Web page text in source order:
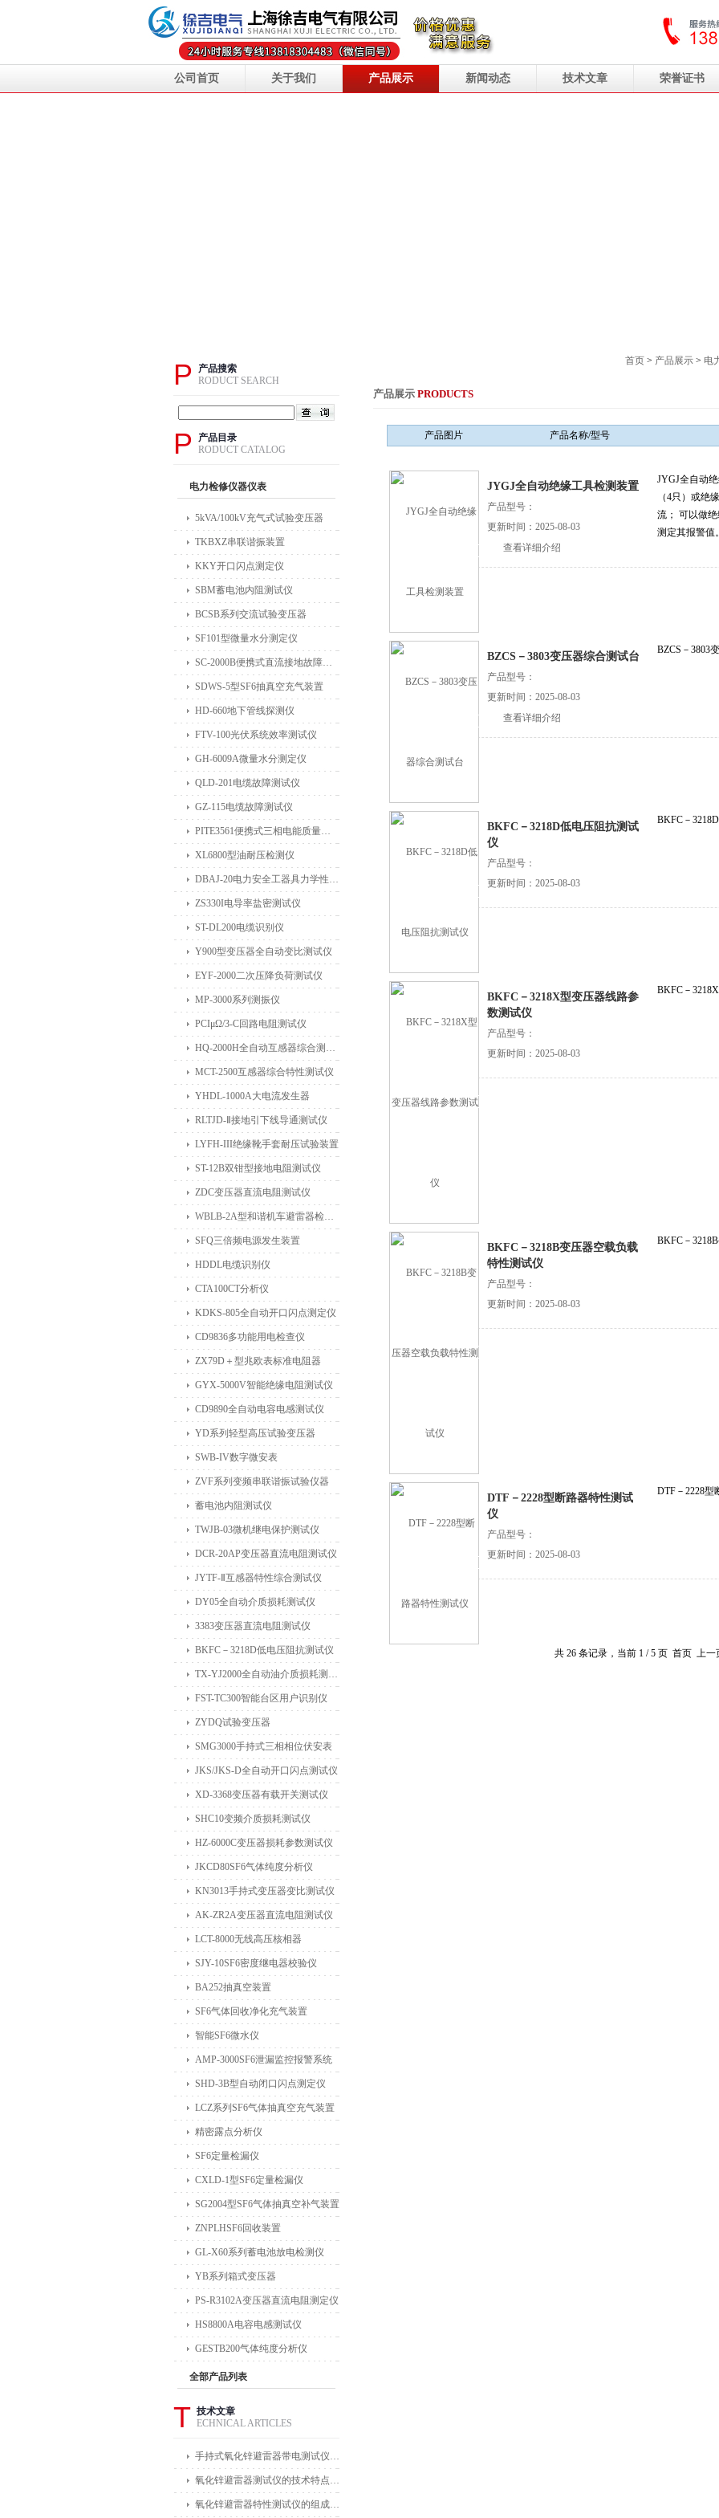
公司首页 关于我们 产品展示 新闻动态 技术文章 荣誉证书
首页 > 产品展示 > 电
P
产品搜索
RODUCT SEARCH
P
产品目录
RODUCT CATALOG
电力检修仪器仪表
5kVA/100kV充气式试验变压器
TKBXZ串联谐振装置
KKY开口闪点测定仪
SBM蓄电池内阻测试仪
BCSB系列交流试验变压器
SF101型微量水分测定仪
SC-2000B便携式直流接地故障检测仪
SDWS-5型SF6抽真空充气装置
HD-660地下管线探测仪
FTV-100光伏系统效率测试仪
GH-6009A微量水分测定仪
QLD-201电缆故障测试仪
GZ-115电缆故障测试仪
PITE3561便携式三相电能质量分析仪
XL6800型油耐压检测仪
DBAJ-20电力安全工器具力学性能试验机
ZS330I电导率盐密测试仪
ST-DL200电缆识别仪
Y900型变压器全自动变比测试仪
EYF-2000二次压降负荷测试仪
MP-3000系列测振仪
PCIμΩ/3-C回路电阻测试仪
HQ-2000H全自动互感器综合测试仪
MCT-2500互感器综合特性测试仪
YHDL-1000A大电流发生器
RLTJD-Ⅱ接地引下线导通测试仪
LYFH-III绝缘靴手套耐压试验装置
ST-12B双钳型接地电阻测试仪
ZDC变压器直流电阻测试仪
WBLB-2A型和谐机车避雷器检测仪
SFQ三倍频电源发生装置
HDDL电缆识别仪
CTA100CT分析仪
KDKS-805全自动开口闪点测定仪
CD9836多功能用电检查仪
ZX79D＋型兆欧表标准电阻器
GYX-5000V智能绝缘电阻测试仪
CD9890全自动电容电感测试仪
YD系列轻型高压试验变压器
SWB-IV数字微安表
ZVF系列变频串联谐振试验仪器
蓄电池内阻测试仪
TWJB-03微机继电保护测试仪
DCR-20AP变压器直流电阻测试仪
JYTF-Ⅱ互感器特性综合测试仪
DY05全自动介质损耗测试仪
3383变压器直流电阻测试仪
BKFC－3218D低电压阻抗测试仪
TX-YJ2000全自动油介质损耗测试仪
FST-TC300智能台区用户识别仪
ZYDQ试验变压器
SMG3000手持式三相相位伏安表
JKS/JKS-D全自动开口闪点测试仪
XD-3368变压器有载开关测试仪
SHC10变频介质损耗测试仪
HZ-6000C变压器损耗参数测试仪
JKCD80SF6气体纯度分析仪
KN3013手持式变压器变比测试仪
AK-ZR2A变压器直流电阻测试仪
LCT-8000无线高压核相器
SJY-10SF6密度继电器校验仪
BA252抽真空装置
SF6气体回收净化充气装置
智能SF6微水仪
AMP-3000SF6泄漏监控报警系统
SHD-3B型自动闭口闪点测定仪
LCZ系列SF6气体抽真空充气装置
精密露点分析仪
SF6定量检漏仪
CXLD-1型SF6定量检漏仪
SG2004型SF6气体抽真空补气装置
ZNPLHSF6回收装置
GL-X60系列蓄电池放电检测仪
YB系列箱式变压器
PS-R3102A变压器直流电阻测定仪
HS8800A电容电感测试仪
GESTB200气体纯度分析仪
全部产品列表
T 技术文章
ECHNICAL ARTICLES
手持式氧化锌避雷器带电测试仪能在不拆卸避雷器的情况下进行带电测试
氧化锌避雷器测试仪的技术特点体现在哪些方面？
氧化锌避雷器特性测试仪的组成部分及其作用
产品展示 PRODUCTS
产品图片 产品名称/型号
JYGJ全自动绝缘工具检测装置
产品型号：
更新时间：2025-08-03
查看详细介绍
JYGJ全自动
（4只）或绝
流； 可以做
测定其报警值。
BZCS－3803变压器综合测试台
产品型号：
更新时间：2025-08-03
查看详细介绍
BZCS－3803
BKFC－3218D低电压阻抗测试
仪
产品型号：
更新时间：2025-08-03
BKFC－
BKFC－3218X型变压器线路参
数测试仪
产品型号：
更新时间：2025-08-03
BKFC－
BKFC－3218B变压器空载负载
特性测试仪
产品型号：
更新时间：2025-08-03
BKFC－
DTF－2228型断路器特性测试
仪
产品型号：
更新时间：2025-08-03
DTF－2228型
共 26 条记录，当前 1 / 5 页 首页 上一